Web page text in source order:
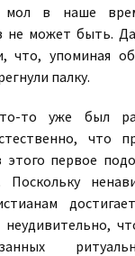
мол в наше
не может быть.
что, упоминая
палку.
то уже был
что
этого первое
Поскольку